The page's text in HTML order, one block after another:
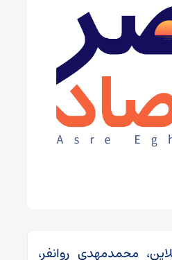
محمدمهدی روانفر،